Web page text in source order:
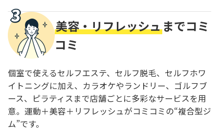
美容・リフレッシュまでコミ
コミ
個室で使えるセルフエステ、セルフ脱毛、セルフホワ
イトニングに加え、カラオケやランドリー、ゴルフブ
ース、ピラティスまで店舗ごとに多彩なサービスを用
意。運動＋美容＋リフレッシュがコミコミの“複合型ジ
ム”です。